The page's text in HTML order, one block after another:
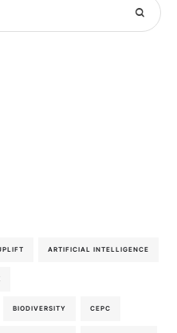
ARTIFICIAL INTELLIGENCE
BIODIVERSITY CEPC